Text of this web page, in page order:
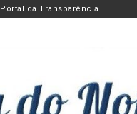
Portal da Transparência